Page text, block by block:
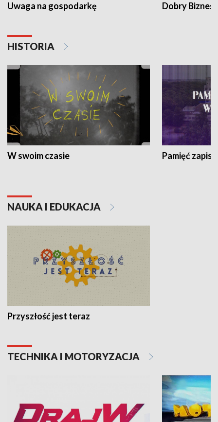
Uwaga na gospodarkę Dobry Biznes
HISTORIA
W swoim czasie Pamięć
NAUKA I EDUKACJA
Przyszłość jest teraz
TECHNIKA I MOTORYZACJA